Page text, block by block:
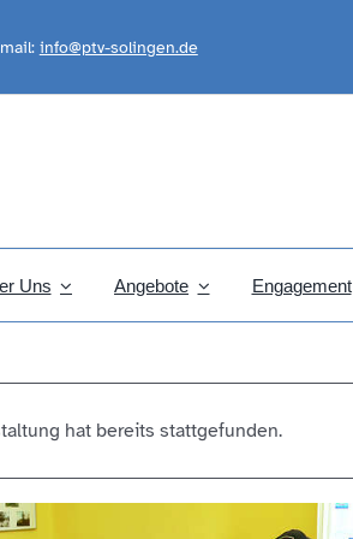
info@ptv-solingen.de
Uns Angebote Engagement
hat bereits stattgefunden.